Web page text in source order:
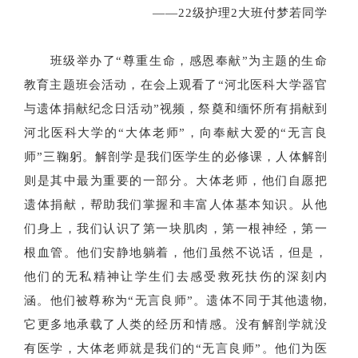
——22级护理2大班付梦若同学
班级举办了“尊重生命，感恩奉献”为主题的生命
教育主题班会活动，在会上观看了“河北医科大学器官
与遗体捐献纪念日活动”视频，祭奠和缅怀所有捐献到
河北医科大学的“大体老师”，向奉献大爱的“无言良
师”三鞠躬。解剖学是我们医学生的必修课，人体解剖
则是其中最为重要的一部分。大体老师，他们自愿把
遗体捐献，帮助我们掌握和丰富人体基本知识。从他
们身上，我们认识了第一块肌肉，第一根神经，第一
根血管。他们安静地躺着，他们虽然不说话，但是，
他们的无私精神让学生们去感受救死扶伤的深刻内
涵。他们被尊称为“无言良师”。遗体不同于其他遗物,
它更多地承载了人类的经历和情感。没有解剖学就没
有医学，大体老师就是我们的“无言良师”。他们为医